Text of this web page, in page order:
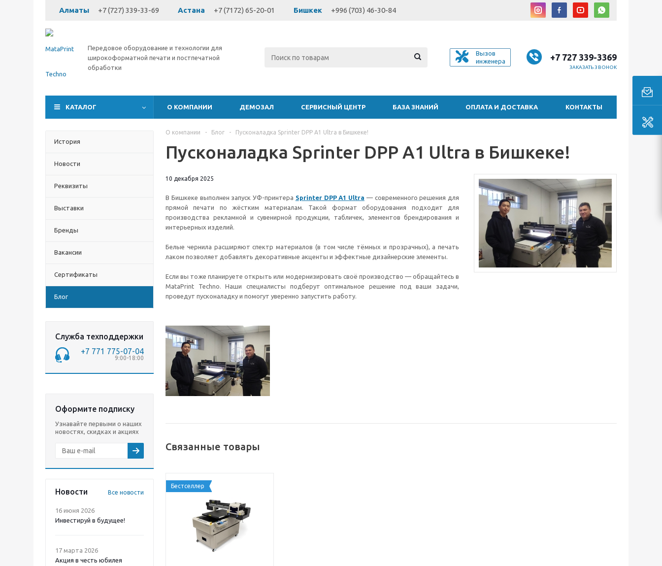
Алматы +7 (727) 339-33-69 Астана +7 (7172) 65-20-01 Бишкек +996 (703) 46-30-84
Передовое оборудование и технологии для
широкоформатной печати и постпечатной
обработки
Вызов
инженера
+7 727 339-3369
ЗАКАЗАТЬ ЗВОНОК
КАТАЛОГ О КОМПАНИИ ДЕМОЗАЛ СЕРВИСНЫЙ ЦЕНТР БАЗА ЗНАНИЙ ОПЛАТА И ДОСТАВКА КОНТАКТЫ
История
Новости
Реквизиты
Выставки
Бренды
Вакансии
Сертификаты
Блог
Служба техподдержки
+7 771 775-07-04
9:00-18:00
Оформите подписку
Узнавайте первыми о наших
новостях, скидках и акциях
Новости Все новости
16 июня 2026
Инвестируй в будущее!
17 марта 2026
Акция в честь юбилея
О компании - Блог - Пусконаладка Sprinter DPP A1 Ultra в Бишкеке!
Пусконаладка Sprinter DPP A1 Ultra в Бишкеке!
10 декабря 2025
В Бишкеке выполнен запуск УФ-принтера Sprinter DPP A1 Ultra — современного решения для
прямой печати по жёстким материалам. Такой формат оборудования подходит для
производства рекламной и сувенирной продукции, табличек, элементов брендирования и
интерьерных изделий.
Белые чернила расширяют спектр материалов (в том числе тёмных и прозрачных), а печать
лаком позволяет добавлять декоративные акценты и эффектные дизайнерские элементы.
Если вы тоже планируете открыть или модернизировать своё производство — обращайтесь в
MataPrint Techno. Наши специалисты подберут оптимальное решение под ваши задачи,
проведут пусконаладку и помогут уверенно запустить работу.
Связанные товары
Бестселлер